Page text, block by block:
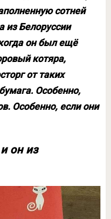
сотней
из Белоруссии
он был ещё
котяра,
от таких
Особенно,
Особенно, если они
он из